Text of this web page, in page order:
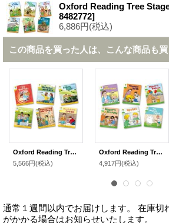
Oxford Reading Tree
8482772]
6,886円(税込)
この商品を買った人は、こんな商品も
Oxford Reading Tree Stage 5 More Stories A
5,566円(税込)
Oxford Reading Tree Stage 2 More Stories A
4,917円(税込)
通常１週間以内でお届けします。 在庫切
がかかる場合はお知らせいたします。